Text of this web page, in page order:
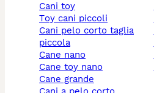
cani toy
toy cani piccoli
cani pelo corto taglia
piccola
cane nano
cane toy nano
cane grande